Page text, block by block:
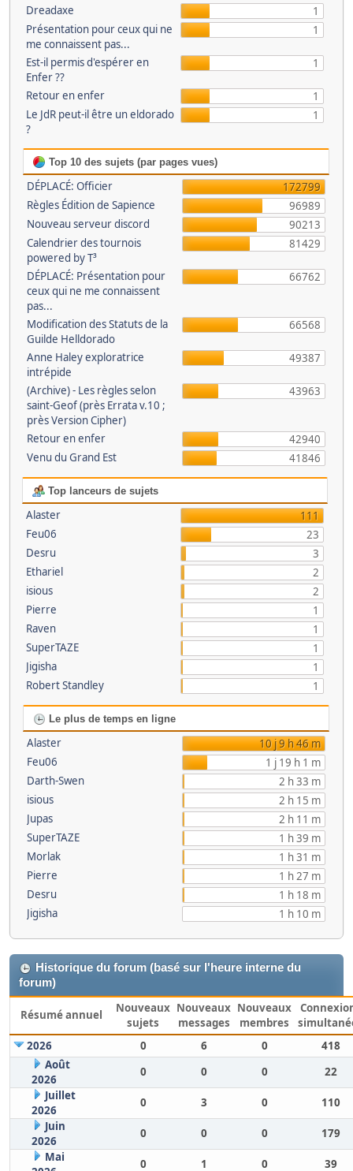
Dreadaxe
1
Présentation pour ceux qui ne
me connaissent pas...
1
Est-il permis d'espérer en
Enfer ??
1
Retour en enfer
1
Le JdR peut-il être un eldorado
?
1
Top 10 des sujets (par pages vues)
DÉPLACÉ: Officier
172799
Règles Édition de Sapience
96989
Nouveau serveur discord
90213
Calendrier des tournois
powered by T³
81429
DÉPLACÉ: Présentation pour
ceux qui ne me connaissent
pas...
66762
Modification des Statuts de la
Guilde Helldorado
66568
Anne Haley exploratrice
intrépide
49387
(Archive) - Les règles selon
saint-Geof (près Errata v.10 ;
près Version Cipher)
43963
Retour en enfer
42940
Venu du Grand Est
41846
Top lanceurs de sujets
Alaster
111
Feu06
23
Desru
3
Ethariel
2
isious
2
Pierre
1
Raven
1
SuperTAZE
1
Jigisha
1
Robert Standley
1
Le plus de temps en ligne
Alaster
10 j 9 h 46 m
Feu06
1 j 19 h 1 m
Darth-Swen
2 h 33 m
isious
2 h 15 m
Jupas
2 h 11 m
SuperTAZE
1 h 39 m
Morlak
1 h 31 m
Pierre
1 h 27 m
Desru
1 h 18 m
Jigisha
1 h 10 m
Historique du forum (basé sur l'heure interne du
forum)
Résumé annuel
Nouveaux
sujets
Nouveaux
messages
Nouveaux
membres
2026
0 6 0
418
Août
2026
0 0 0
22
Juillet
2026
0 3 0
110
Juin
2026
0 0 0
179
Mai
0 1 0 39